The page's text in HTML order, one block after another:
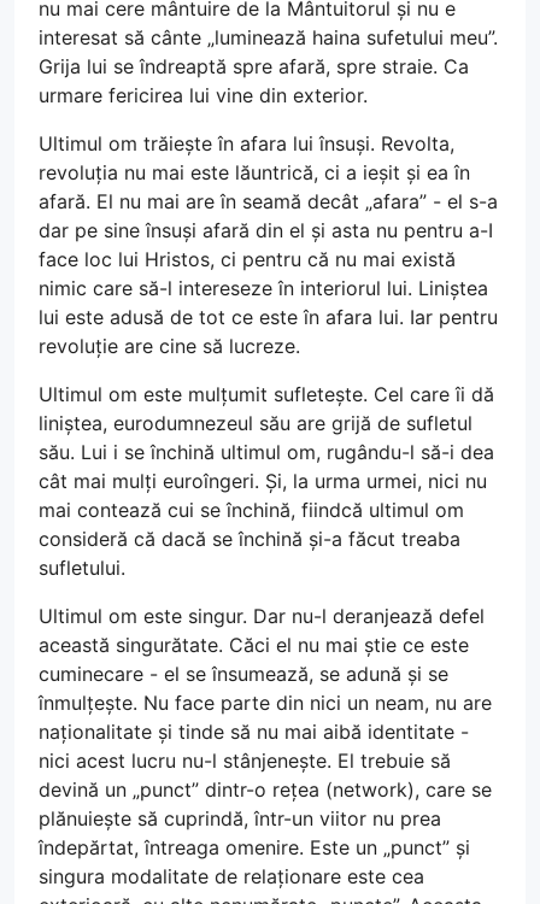
nu mai cere mântuire de la Mântuitorul și nu e
interesat să cânte „luminează haina sufetului meu”.
Grija lui se îndreaptă spre afară, spre straie. Ca
urmare fericirea lui vine din exterior.
Ultimul om trăiește în afara lui însuși. Revolta,
revoluția nu mai este lăuntrică, ci a ieșit și ea în
afară. El nu mai are în seamă decât „afara” - el s-a
dar pe sine însuși afară din el și asta nu pentru a-I
face loc lui Hristos, ci pentru că nu mai există
nimic care să-l intereseze în interiorul lui. Liniștea
lui este adusă de tot ce este în afara lui. Iar pentru
revoluție are cine să lucreze.
Ultimul om este mulțumit sufletește. Cel care îi dă
liniștea, eurodumnezeul său are grijă de sufletul
său. Lui i se închină ultimul om, rugându-l să-i dea
cât mai mulți euroîngeri. Și, la urma urmei, nici nu
mai contează cui se închină, fiindcă ultimul om
consideră că dacă se închină și-a făcut treaba
sufletului.
Ultimul om este singur. Dar nu-l deranjează defel
această singurătate. Căci el nu mai știe ce este
cuminecare - el se însumează, se adună și se
înmulțește. Nu face parte din nici un neam, nu are
naționalitate și tinde să nu mai aibă identitate -
nici acest lucru nu-l stânjenește. El trebuie să
devină un „punct” dintr-o rețea (network), care se
plănuiește să cuprindă, într-un viitor nu prea
îndepărtat, întreaga omenire. Este un „punct” și
singura modalitate de relaționare este cea